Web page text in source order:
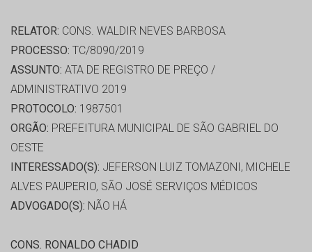
RELATOR: CONS. WALDIR NEVES BARBOSA
PROCESSO: TC/8090/2019
ASSUNTO: ATA DE REGISTRO DE PREÇO /
ADMINISTRATIVO 2019
PROTOCOLO: 1987501
ORGÃO: PREFEITURA MUNICIPAL DE SÃO GABRIEL DO
OESTE
INTERESSADO(S): JEFERSON LUIZ TOMAZONI, MICHELE
ALVES PAUPERIO, SÃO JOSÉ SERVIÇOS MÉDICOS
ADVOGADO(S): NÃO HÁ
CONS. RONALDO CHADID